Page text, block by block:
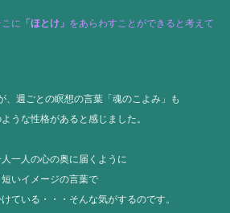
に 「ほとけ」 をあらわすことができると考えて
、週ごとの瞑想の言葉「魂のこよみ」も
うな性格があると感じました。
人一人の心の奥に届くように
短いイメージの言葉で
ている・・・そんな気がするのです。